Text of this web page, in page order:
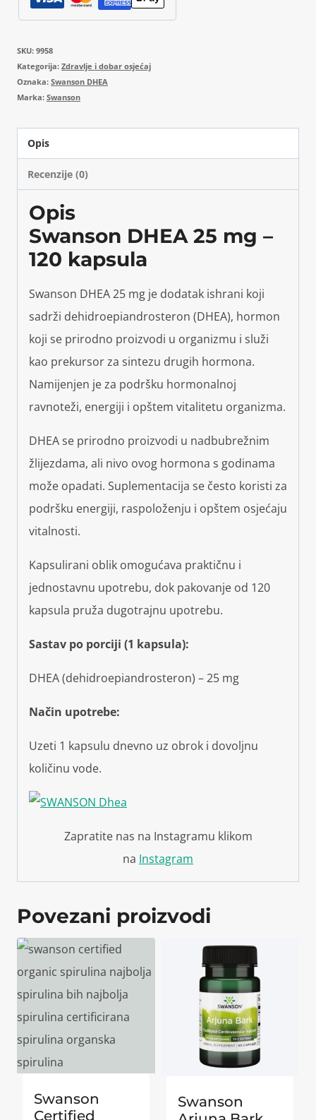
SKU: 9958
Kategorija: Zdravlje i dobar osjećaj
Oznaka: Swanson DHEA
Marka: Swanson
Opis
Recenzije (0)
Opis
Swanson DHEA 25 mg –
120 kapsula
Swanson DHEA 25 mg je dodatak ishrani koji
sadrži dehidroepiandrosteron (DHEA), hormon
koji se prirodno proizvodi u organizmu i služi
kao prekursor za sintezu drugih hormona.
Namijenjen je za podršku hormonalnoj
ravnoteži, energiji i opštem vitalitetu organizma.
DHEA se prirodno proizvodi u nadbubrežnim
žlijezdama, ali nivo ovog hormona s godinama
može opadati. Suplementacija se često koristi za
podršku energiji, raspoloženju i opštem osjećaju
vitalnosti.
Kapsulirani oblik omogućava praktičnu i
jednostavnu upotrebu, dok pakovanje od 120
kapsula pruža dugotrajnu upotrebu.
Sastav po porciji (1 kapsula):
DHEA (dehidroepiandrosteron) – 25 mg
Način upotrebe:
Uzeti 1 kapsulu dnevno uz obrok i dovoljnu
količinu vode.
Zapratite nas na Instagramu klikom
na Instagram
Povezani proizvodi
Swanson
Certified
Swanson